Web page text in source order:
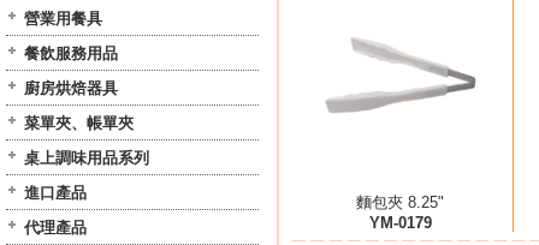
營業用餐具
餐飲服務用品
廚房烘焙器具
菜單夾、帳單夾
桌上調味用品系列
進口產品
代理產品
麵包夾 8.25"
YM-0179